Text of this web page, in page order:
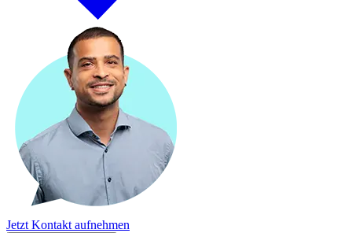
Jetzt Kontakt aufnehmen